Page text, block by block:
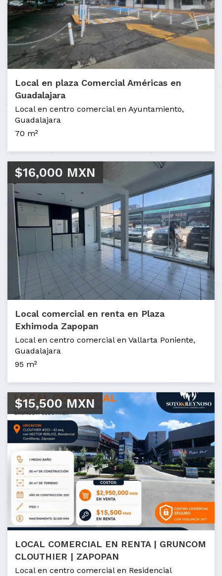
Local en plaza Comercial Américas en
Guadalajara
Local en centro comercial en Ayuntamiento,
Guadalajara
70 m²
$16,000 MXN
Local comercial en renta en Plaza
Exhimoda Zapopan
Local en centro comercial en Vallarta Poniente,
Guadalajara
95 m²
$15,500 MXN
LOCAL COMERCIAL EN RENTA | GRUNCOM
CLOUTHIER | ZAPOPAN
Local en centro comercial en Residencial